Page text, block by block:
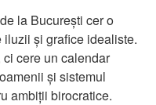
la București cer o
și grafice idealiste.
cere un calendar
și sistemul
ambiții birocratice.